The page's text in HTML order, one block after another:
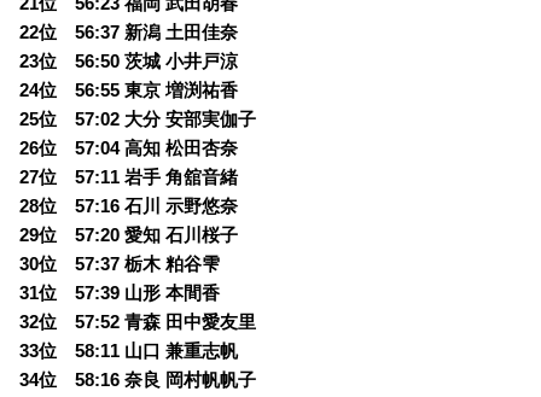
22位 56:37 新潟 土田佳奈
23位 56:50 茨城 小井戸涼
24位 56:55 東京 増渕祐香
25位 57:02 大分 安部実伽子
26位 57:04 高知 松田杏奈
27位 57:11 岩手 角舘音緒
28位 57:16 石川 示野悠奈
29位 57:20 愛知 石川桜子
30位 57:37 栃木 粕谷雫
31位 57:39 山形 本間香
32位 57:52 青森 田中愛友里
33位 58:11 山口 兼重志帆
34位 58:16 奈良 岡村帆帆子